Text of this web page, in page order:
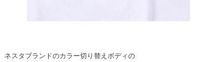
ネスタブランドのカラー切り替えボディの